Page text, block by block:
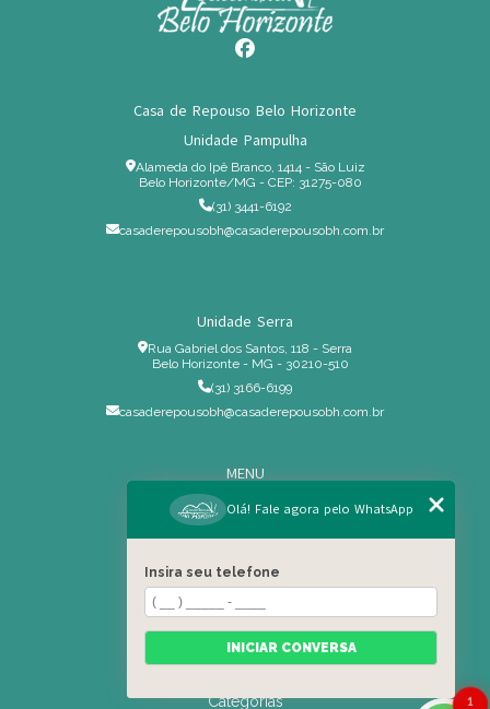
Casa de Repouso Belo Horizonte
Unidade Pampulha
Alameda do Ipê Branco, 1414 - São Luiz
Belo Horizonte/MG - CEP: 31275-080
(31) 3441-6192
casaderepousobh@casaderepousobh.com.br
Unidade Serra
Rua Gabriel dos Santos, 118 - Serra
Belo Horizonte - MG - 30210-510
(31) 3166-6199
casaderepousobh@casaderepousobh.com.br
MENU
Home
Institucional
Serviços Especiais
Blog
Residência
Categorias
1
Olá! Fale agora pelo WhatsApp
Insira seu telefone
INICIAR CONVERSA